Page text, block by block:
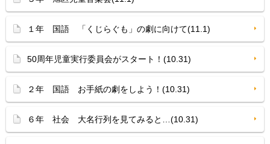
１年 国語 「くじらぐも」の劇に向けて(11.1)
50周年児童実行委員会がスタート！(10.31)
２年 国語 お手紙の劇をしよう！(10.31)
６年 社会 大名行列を見てみると…(10.31)